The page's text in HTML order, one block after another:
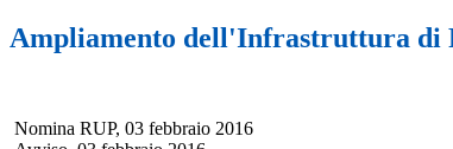
Ampliamento dell'Infrastruttura di
Nomina RUP, 03 febbraio 2016